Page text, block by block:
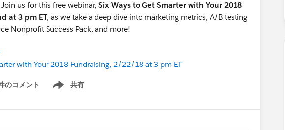
us for this free webinar, Six Ways to Get Smarter with Your 2018
at 3 pm ET, as we take a deep dive into marketing metrics, A/B testing
Nonprofit Success Pack, and more!
with Your 2018 Fundraising, 2/22/18 at 3 pm ET
のコメント 共有
Show menu